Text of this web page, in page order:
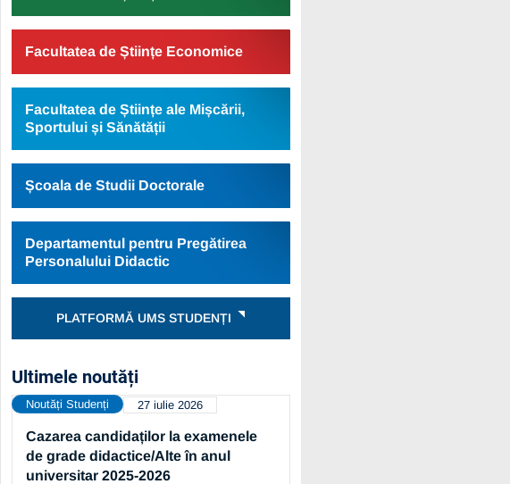
Facultatea de Științe Economice
Facultatea de Științe ale Mișcării,
Sportului și Sănătății
Școala de Studii Doctorale
Departamentul pentru Pregătirea
Personalului Didactic
PLATFORMĂ UMS STUDENȚI
Ultimele noutăți
Cazarea candidaților la examenele
de grade didactice/Alte în anul
universitar 2025-2026
Noutăți Studenți 27 iulie 2026